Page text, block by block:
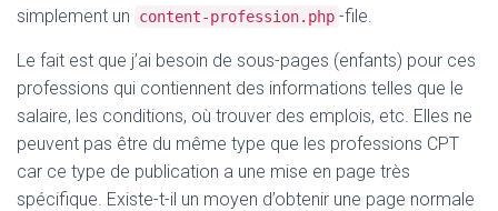
simplement un
content-profession.php -file.
Le fait est que j’ai besoin de sous-pages (enfants) pour ces
professions qui contiennent des informations telles que le
salaire, les conditions, où trouver des emplois, etc. Elles ne
peuvent pas être du même type que les professions CPT
car ce type de publication a une mise en page très
spécifique. Existe-t-il un moyen d’obtenir une page normale